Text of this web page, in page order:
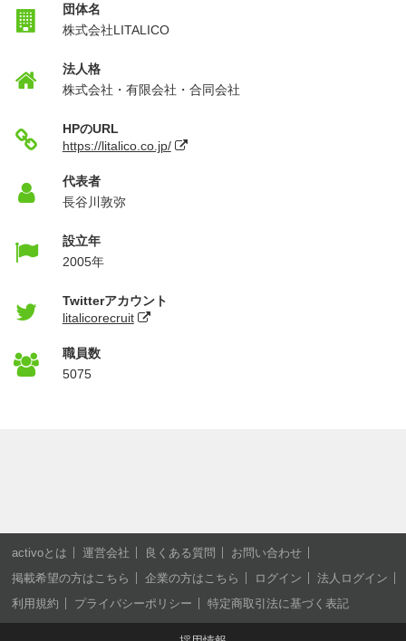
団体名
株式会社LITALICO
法人格
株式会社・有限会社・合同会社
HPのURL
https://litalico.co.jp/
代表者
長谷川敦弥
設立年
2005年
Twitterアカウント
litalicorecruit
職員数
5075
activoとは 運営会社 良くある質問
お問い合わせ
掲載希望の方はこちら
企業の方はこちら ログイン
法人ログイン
利用規約
プライバシーポリシー 特定商取引法に基づく表記